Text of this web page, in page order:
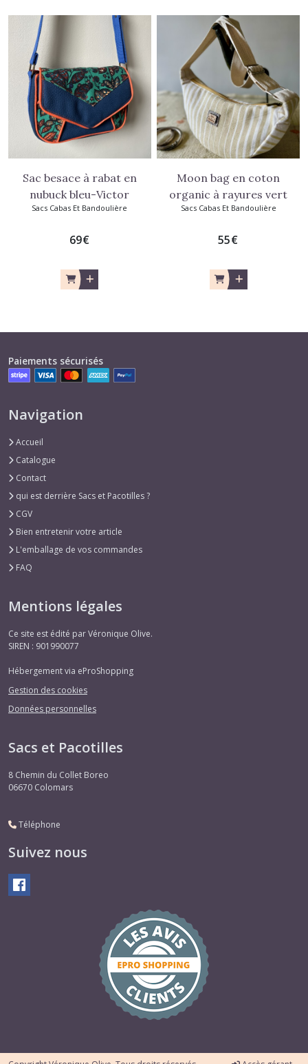
Sac besace à rabat en
nubuck bleu-Victor
Sacs Cabas Et Bandoulière
69€
Moon bag en coton
organic à rayures vert
tilleul
Sacs Cabas Et Bandoulière
55€
Paiements sécurisés
Navigation
Accueil
Catalogue
Contact
qui est derrière Sacs et Pacotilles ?
CGV
Bien entretenir votre article
L'emballage de vos commandes
FAQ
Mentions légales
Ce site est édité par Véronique Olive.
SIREN : 901990077
Hébergement via eProShopping
Gestion des cookies
Données personnelles
Sacs et Pacotilles
8 Chemin du Collet Boreo
06670 Colomars
Téléphone
Suivez nous